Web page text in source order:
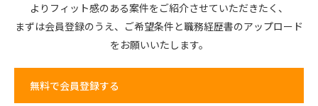
よりフィット感のある案件をご紹介させていただきたく、
まずは会員登録のうえ、 ご希望条件と職務経歴書のアップロード
をお願いいたします。
無料で会員登録する